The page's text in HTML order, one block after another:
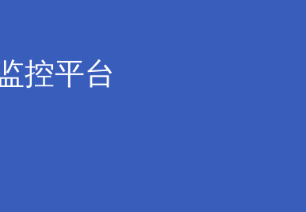
控平台